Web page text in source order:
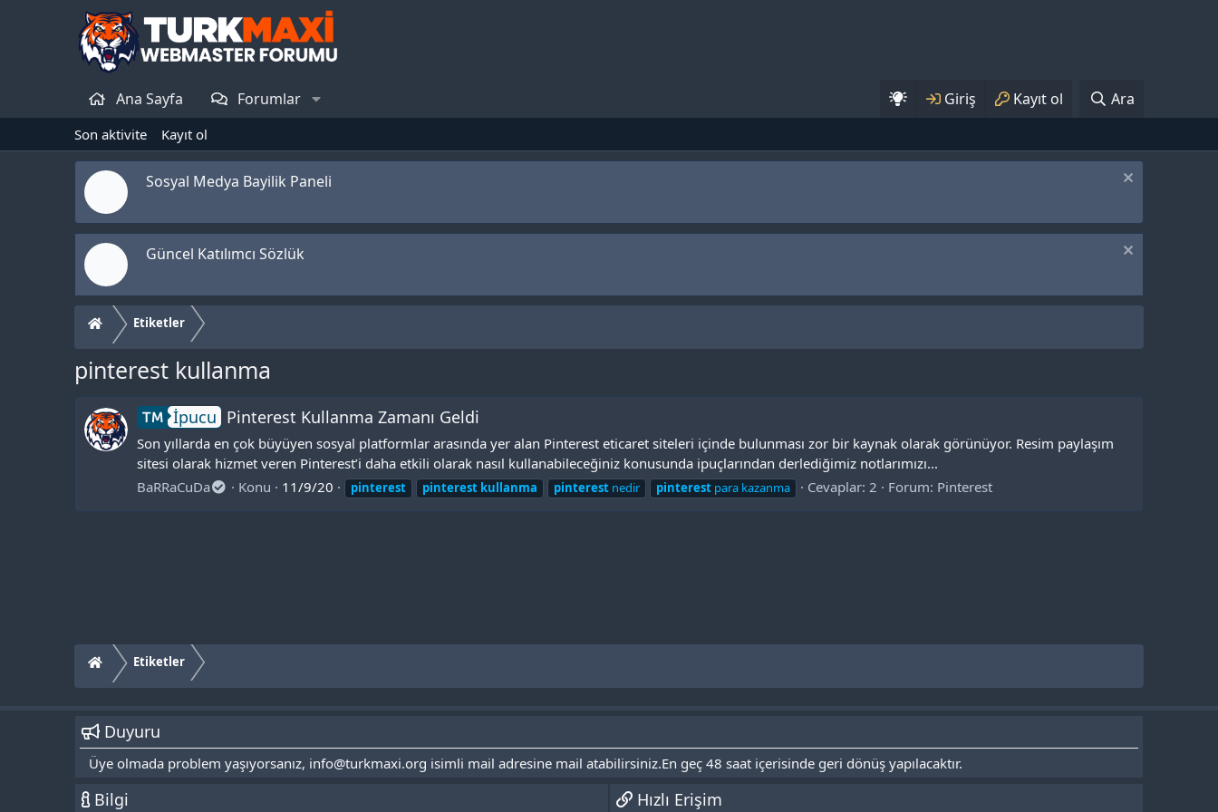
Ana Sayfa Forumlar Giriş Kayıt ol Ara
Son aktivite Kayıt ol
Sosyal Medya Bayilik Paneli
Güncel Katılımcı Sözlük
Etiketler
pinterest kullanma
İpucu Pinterest Kullanma Zamanı Geldi
Son yıllarda en çok büyüyen sosyal platformlar arasında yer alan Pinterest eticaret siteleri içinde bulunması zor bir kaynak olarak görünüyor. Resim paylaşım
sitesi olarak hizmet veren Pinterest’i daha etkili olarak nasıl kullanabileceğiniz konusunda ipuçlarından derlediğimiz notlarımızı...
BaRRaCuDa
Konu 11/9/20 pinterest pinterest kullanma pinterestnedir pinterestpara kazanma Cevaplar: 2 Forum: Pinterest
Etiketler
Duyuru
Üye olmada problem yaşıyorsanız, info@turkmaxi.org isimli mail adresine mail atabilirsiniz.En geç 48 saat içerisinde geri dönüş yapılacaktır.
Bilgi Hızlı Erişim